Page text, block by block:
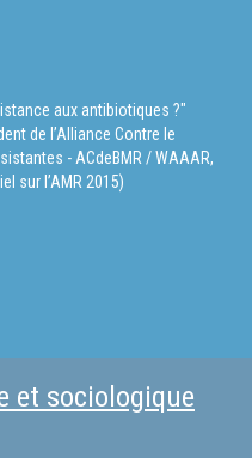
aux antibiotiques ?"
de l’Alliance Contre le
- ACdeBMR / WAAAR,
sur l’AMR 2015)
et sociologique